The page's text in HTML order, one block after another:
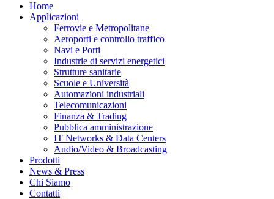
Home
Applicazioni
Ferrovie e Metropolitane
Aeroporti e controllo traffico
Navi e Porti
Industrie di servizi energetici
Strutture sanitarie
Scuole e Università
Automazioni industriali
Telecomunicazioni
Finanza & Trading
Pubblica amministrazione
IT Networks & Data Centers
Audio/Video & Broadcasting
Prodotti
News & Press
Chi Siamo
Contatti